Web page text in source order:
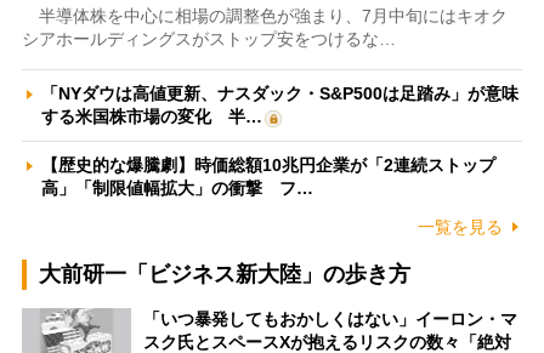
半導体株を中心に相場の調整色が強まり、7月中旬にはキオク
シアホールディングスがストップ安をつけるな…
「NYダウは高値更新、ナスダック・S&P500は足踏み」が意味
する米国株市場の変化 半…
【歴史的な爆騰劇】時価総額10兆円企業が「2連続ストップ
高」「制限値幅拡大」の衝撃 フ…
一覧を見る
大前研一「ビジネス新大陸」の歩き方
「いつ暴発してもおかしくはない」イーロン・マ
スク氏とスペースXが抱えるリスクの数々「絶対